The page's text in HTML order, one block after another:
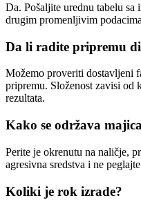
Da. Pošaljite urednu tabelu
drugim promenljivim
Da li radite pripremu
Možemo proveriti dostavljeni
pripremu. Složenost zavisi od
rezultata.
Kako se održava
Perite je okrenutu na naličje,
agresivna sredstva i ne
Koliki je rok izrade?